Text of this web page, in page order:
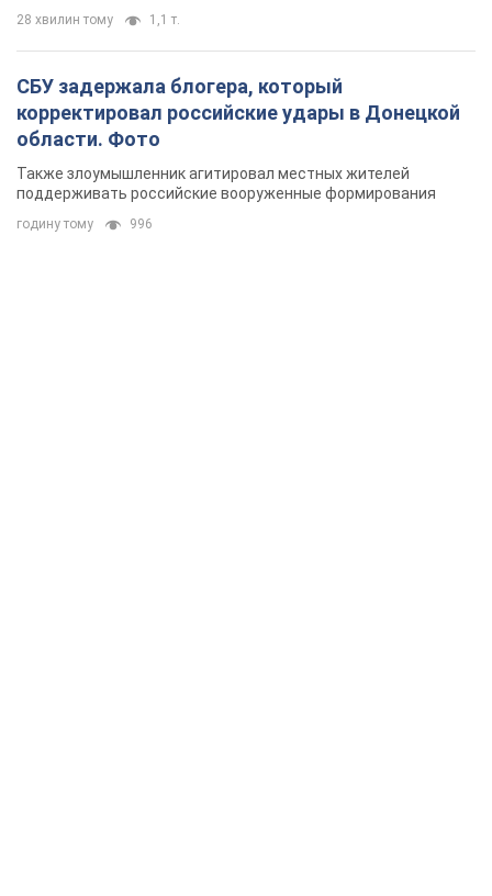
28 хвилин тому 1,1 т.
СБУ задержала блогера, который
корректировал российские удары в Донецкой
области. Фото
Также злоумышленник агитировал местных жителей
поддерживать российские вооруженные формирования
годину тому 996